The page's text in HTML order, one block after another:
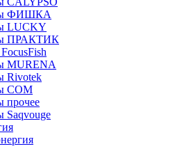
ФИШКА
LUCKY
ПРАКТИК
MURENA
Rivotek
СОМ
прочее
Saqvouge